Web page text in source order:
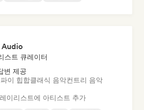
스트 큐레이터
변 제공
이 힙합클래식 음악컨트리 음악
이리스트에 아티스트 추가